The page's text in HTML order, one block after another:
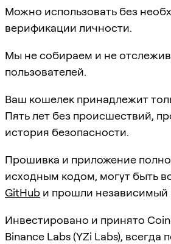
Можно использовать без
верификации личности.
Мы не собираем и не
пользователей.
Ваш кошелек принадлежит
Пять лет без происшествий,
история безопасности.
Прошивка и приложение
исходным кодом, могут быть
GitHub и прошли независимый
Инвестировано и принято
Binance Labs (YZi Labs), всегда